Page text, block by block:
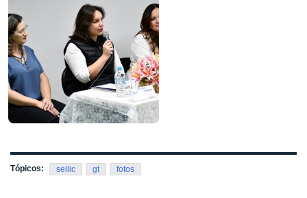
Tópicos: seilic gt fotos